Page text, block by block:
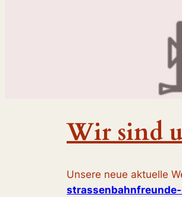
Wir sind
Unsere neue aktuelle